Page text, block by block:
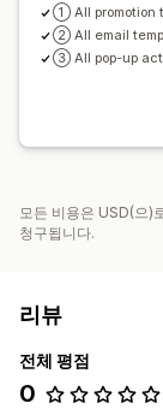
① All promotion
② All email
③ All pop-up
모든 비용은 USD(으)
청구됩니다.
리뷰
전체 평점
0